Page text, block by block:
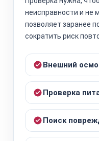
неисправности и не
позволяет заранее
сократить риск
Внешний
Проверка
Поиск